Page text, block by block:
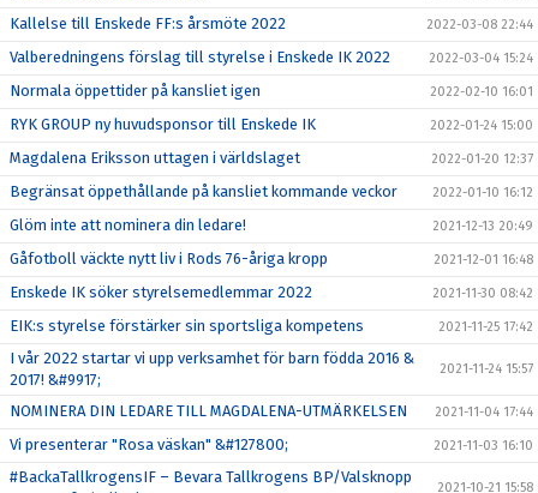
Kallelse till Enskede FF:s årsmöte 2022 2022-03-08 22:44
Valberedningens förslag till styrelse i Enskede IK 2022 2022-03-04 15:24
Normala öppettider på kansliet igen 2022-02-10 16:01
RYK GROUP ny huvudsponsor till Enskede IK 2022-01-24 15:00
Magdalena Eriksson uttagen i världslaget 2022-01-20 12:37
Begränsat öppethållande på kansliet kommande veckor 2022-01-10 16:12
Glöm inte att nominera din ledare! 2021-12-13 20:49
Gåfotboll väckte nytt liv i Rods 76-åriga kropp 2021-12-01 16:48
Enskede IK söker styrelsemedlemmar 2022 2021-11-30 08:42
EIK:s styrelse förstärker sin sportsliga kompetens 2021-11-25 17:42
I vår 2022 startar vi upp verksamhet för barn födda 2016 &
2017! &#9917;
2021-11-24 15:57
NOMINERA DIN LEDARE TILL MAGDALENA-UTMÄRKELSEN 2021-11-04 17:44
Vi presenterar "Rosa väskan" &#127800; 2021-11-03 16:10
#BackaTallkrogensIF – Bevara Tallkrogens BP/Valsknopp
2021-10-21 15:58